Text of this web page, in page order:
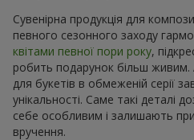
Сувенірна продукція для
певного сезонного заходу
квітами певної пори року,
робить подарунок більш живим.
для букетів в обмеженій серії
унікальності. Саме такі деталі
себе особливим і залишають
вручення.